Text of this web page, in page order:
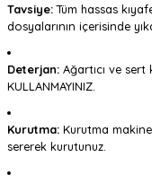
Tavsiye:Tüm hassas
dosyalarının içerisinde
Deterjan: Ağartıcı ve
KULLANMAYINIZ.
Kurutma: Kurutma
sererek kurutunuz.